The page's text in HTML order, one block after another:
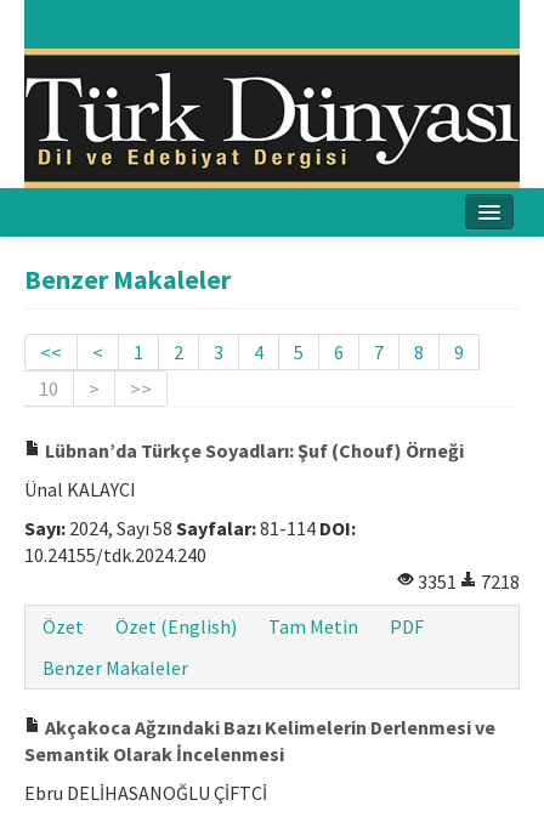
Yayın Kurulu
Yayın İlkeleri
İletişim
ISSN: 1301-0077 · e-ISSN: 2651-5091
Benzer Makaleler
<< < 1 2 3 4 5 6 7 8
9
10
> >>
Lübnan’da Türkçe Soyadları: Şuf (Chouf) Örneği
Ünal KALAYCI
Sayı: 2024, Sayı 58 Sayfalar:81-114 DOI:
10.24155/tdk.2024.240
3351
7218
Özet
Özet (English) Tam Metin
PDF
Benzer Makaleler
Akçakoca Ağzındaki Bazı Kelimelerin Derlenmesi ve
Semantik Olarak İncelenmesi
Ebru DELİHASANOĞLU ÇİFTCİ